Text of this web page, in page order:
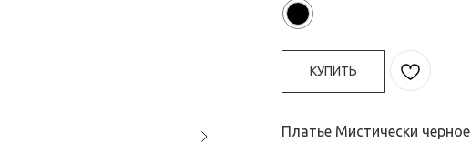
КУПИТЬ
Платье Мистически черное